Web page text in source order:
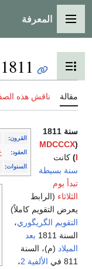
القائمة الرئيسية
المعرفة
تبديل عرض جدول
1811
مقالة ناقش هذه
القرون:
العقود:
السنوات:
سنة 1811
(
MDCCCX
I
) كانت
سنة بسيطة
تبدأ يوم
الثلاثاء (الرابط
يعرض التقويم كاملاً)
التقويم الگريگوري،
السنة 1811
بعد
الميلاد (م)، السنة
811 في
الألفية 2
،